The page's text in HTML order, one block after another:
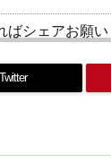
ばシェアお願
Twitter